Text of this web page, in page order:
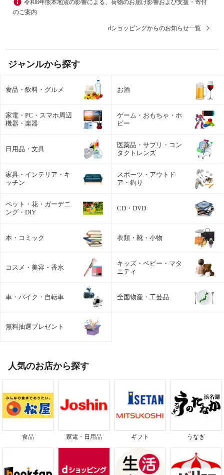
令和8年熊本地震の影響による、荷物のお届け影響および支援・寄付
のご案内
dショッピングからのお知らせ一覧
ジャンルから探す
食品・飲料・グルメ お酒
家電・PC・スマホ周辺
機器・楽器
ゲーム・おもちゃ・ホ
ビー
日用品・文具
医薬品・サプリ・コン
タクトレンズ
家具・インテリア・キ
ッチン
スポーツ・アウトド
ア・釣り
ペット・花・ガーデニ
ング・DIY
CD・DVD
本・コミック 衣類・靴・小物
コスメ・美容・香水
キッズ・ベビー・マタ
ニティ
車・バイク・自転車 全国物産・工芸品
無料抽選プレゼント
人気のお店から探す
食品 家電・日用品 ギフト うなぎ